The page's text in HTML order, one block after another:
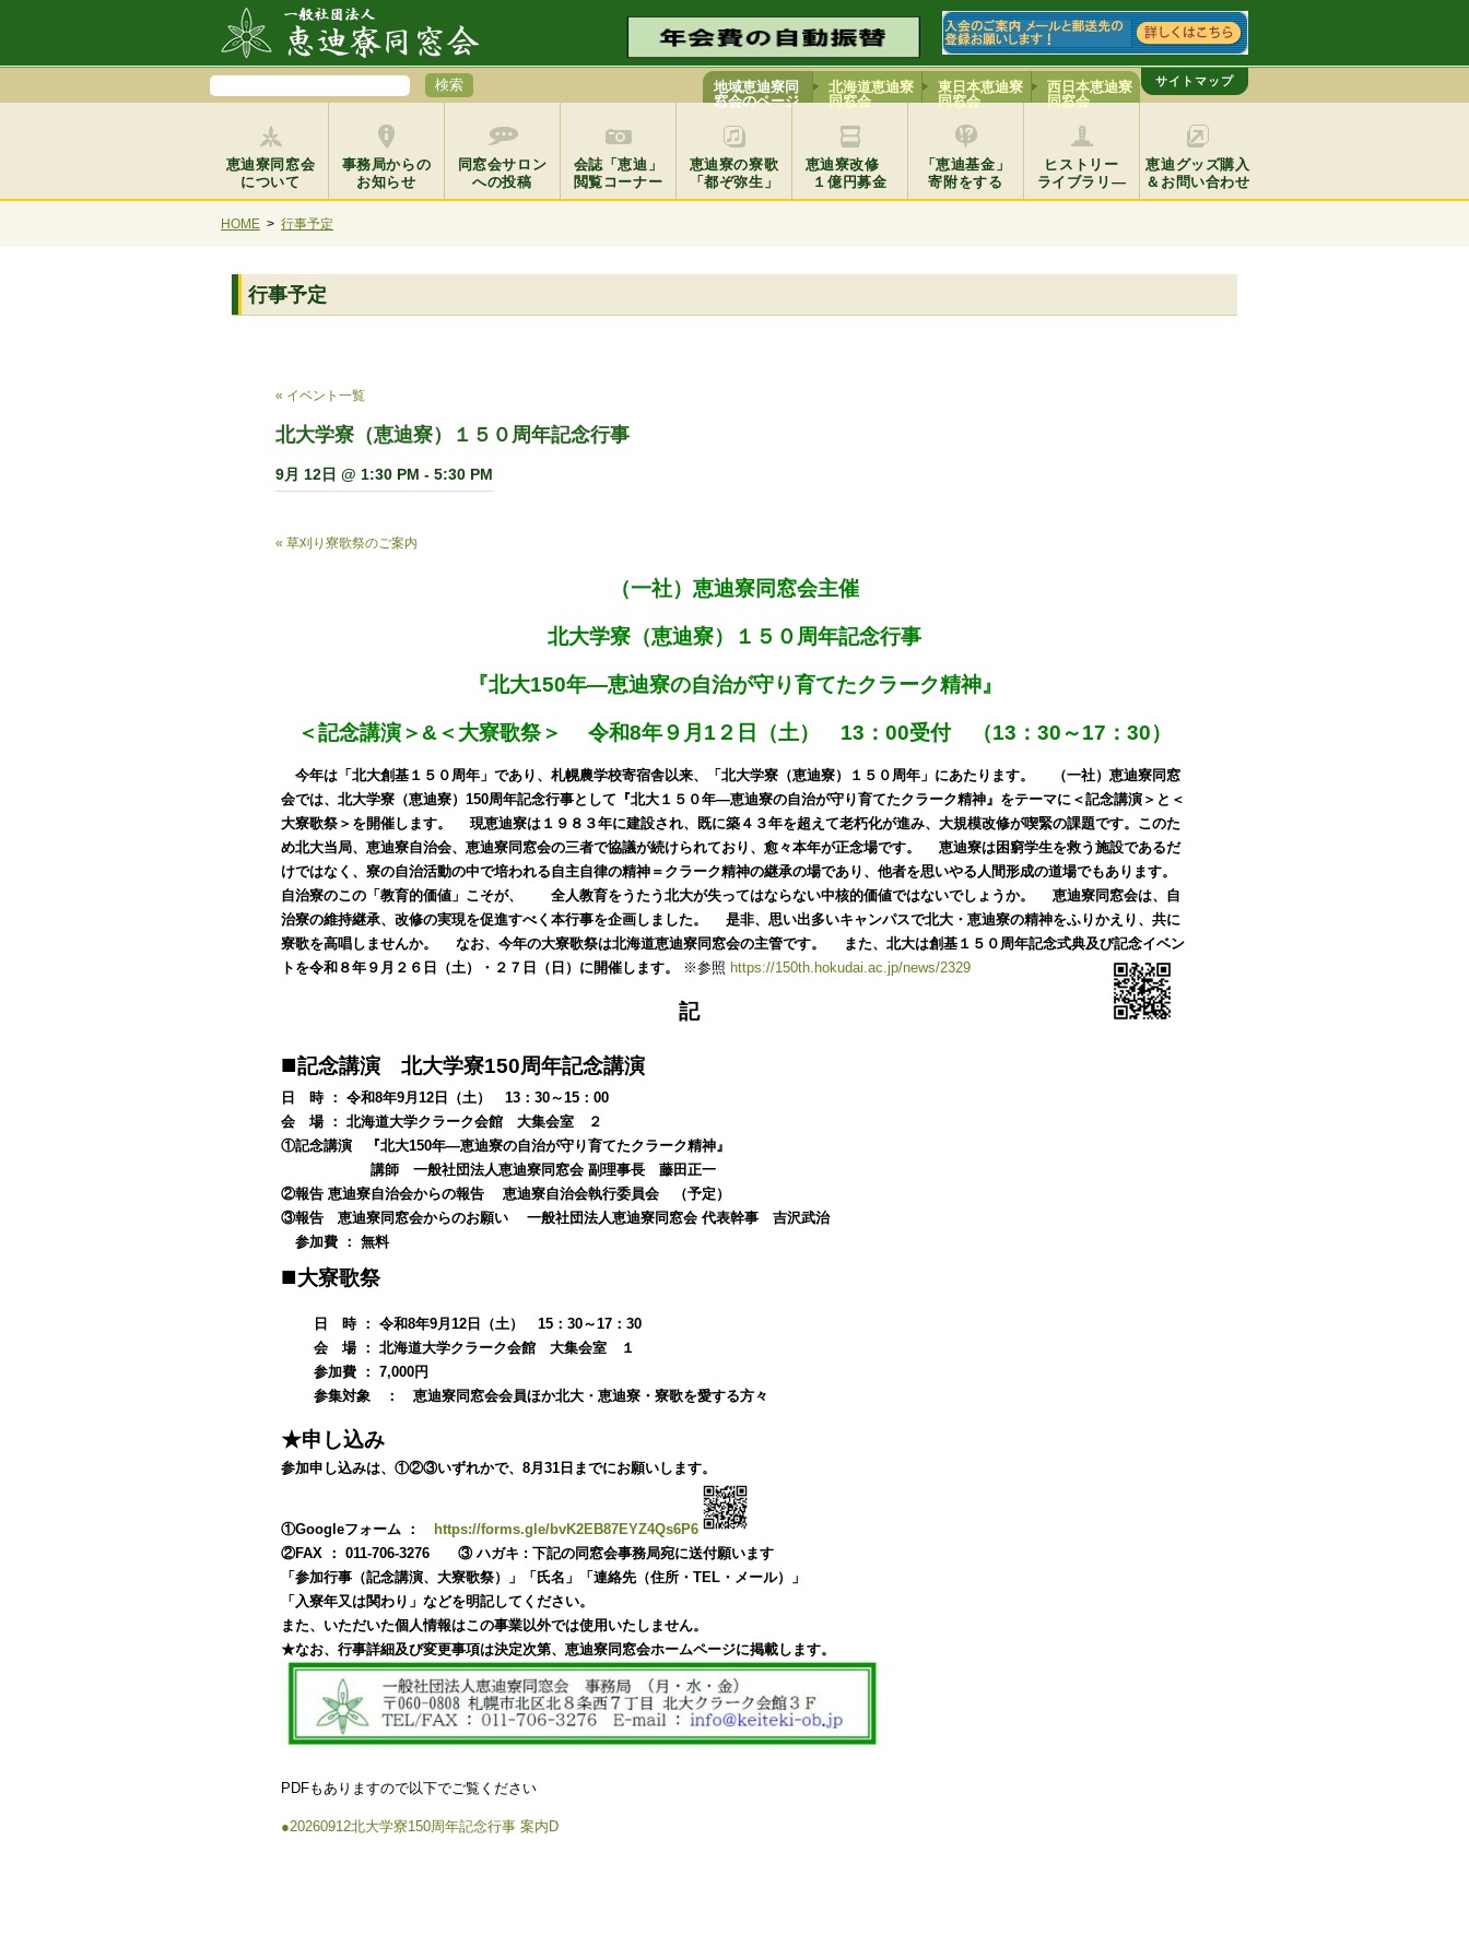
地域恵迪寮同
窓会のページ
北海道恵迪寮
同窓会
東日本恵迪寮
同窓会
西日本恵迪寮
同窓会
サイトマップ
恵迪寮同窓会
について
事務局からの
お知らせ
同窓会サロン
への投稿
会誌「恵迪」
閲覧コーナー
恵迪寮の寮歌
「都ぞ弥生」
恵迪寮改修
１億円募金
「恵迪基金」
寄附をする
ヒストリー
ライブラリ―
恵迪グッズ購入
＆お問い合わせ
HOME > 行事予定
行事予定
« イベント一覧
北大学寮（恵迪寮）１５０周年記念行事
9月 12日 @ 1:30 PM - 5:30 PM
« 草刈り寮歌祭のご案内
（一社）恵迪寮同窓会主催
北大学寮（恵迪寮）１５０周年記念行事
『北大150年―恵迪寮の自治が守り育てたクラーク精神』
＜記念講演＞&＜大寮歌祭＞ 令和8年９月 1 ２ 日（土） 13 ：00受付 （13：30～17：30）
今年は「北大創基１５０周年」であり、札幌農学校寄宿舎以来、「北大学寮（恵迪寮）１５０周年」にあたります。
（一社）恵迪寮同窓
会では、北大学寮（恵迪寮）150周年記念行事として『北大１５０年―恵迪寮の自治が守り育てたクラーク精神』をテーマに＜記念講演＞と＜
大寮歌祭＞を開催します。
現恵迪寮は１９８３年に建設され、既に築 ４３年を超えて老朽化が進み、大規模改修が喫緊の課題です。このた
め北大当局、恵迪寮自治会、恵迪寮同窓会の三者で協議が続けられており、愈々本年が正念場です。
恵迪寮は困窮学生を救う施設であるだ
けではなく、寮の自治活動の中で培われる自主自律の精神＝クラーク精神の継承の場であり、他者を思いやる人間形成の道場でもあります。
自治寮のこの「教育的価値」こそが、 全人教育をうたう北大が失ってはならない中核的価値ではないでしょうか。
恵迪寮同窓会は、自
治寮の維持継承、改修の実現を促進すべく本行事を企画しました。
是非、思い出多いキャンパスで北大・恵迪寮の精神をふりかえり、共に
寮歌を高唱しませんか。
なお、今年の大寮歌祭は北海道恵迪寮同窓会の主管です。
また、北大は創基１５０周年記念式典及び記念イベン
トを令和８年９月２６日（土）・２７日（日）に開催します。
※参照 https://150th.hokudai.ac.jp/news/2329
記
■記念講演 北大学寮150周年記念講演
日 時 ： 令和8年9月12日（土） 13：30～15：00
会 場 ： 北海道大学クラーク会館 大集会室 ２
①記念講演 『北大150年―恵迪寮の自治が守り育てたクラーク精神』
講師 一般社団法人恵迪寮同窓会 副理事長 藤田正一
②報告 恵迪寮自治会からの報告 恵迪寮自治会執行委員会
（予定）
③報告 恵迪寮同窓会からのお願い
一般社団法人恵迪寮同窓会 代表幹事 吉沢武治
参加費 ： 無料
■大寮歌祭
日 時 ： 令和8年9月12日（土） 15：30～17：30
会 場 ： 北海道大学クラーク会館 大集会室 １
参加費 ： 7,000円
参集対象 ： 恵迪寮同窓会会員ほか北大・恵迪寮・寮歌を愛する方々
★申し込み
参加申し込みは、①②③いずれかで、8月31日までにお願いします。
①Googleフォーム ： https://forms.gle/bvK2EB87EYZ4Qs6P6
②FAX
： 011-706-3276 ③ ハガキ : 下記の同窓会事務局宛に送付願います
「参加行事（記念講演、大寮歌祭）」「氏名」「連絡先（住所・TEL・メール）」
「入寮年又は関わり」などを明記してください。
また、いただいた個人情報はこの事業以外では使用いたしません。
★なお、行事詳細及び変更事項は決定次第、恵迪寮同窓会ホームページに掲載します。
PDFもありますので以下でご覧ください
●20260912北大学寮150周年記念行事 案内D